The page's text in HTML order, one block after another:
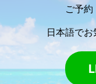
ご予
日本語で